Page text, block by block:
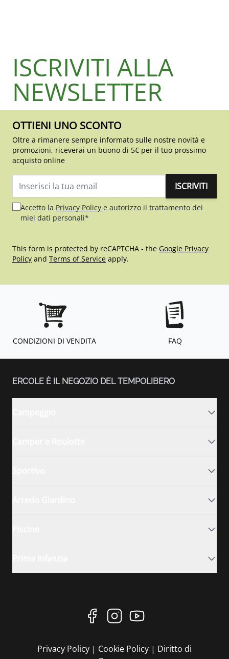
ISCRIVITI ALLA
NEWSLETTER
OTTIENI UNO SCONTO
Oltre a rimanere sempre informato sulle nostre novità e
promozioni, riceverai un buono di 5€ per il tuo prossimo
acquisto online
ISCRIVITI
Accetto la Privacy Policy e autorizzo il trattamento dei
miei dati personali*
This form is protected by reCAPTCHA - the Google Privacy
Policy and Terms of Service apply.
CONDIZIONI DI VENDITA FAQ
ERCOLE È IL NEGOZIO DEL TEMPOLIBERO
Privacy Policy | Cookie Policy | Diritto di